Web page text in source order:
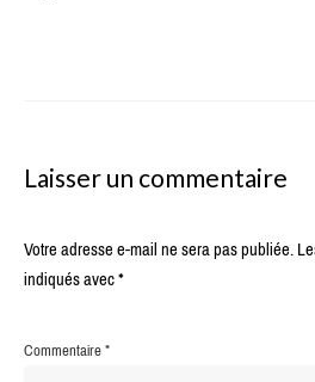
Laisser un commentaire
Votre adresse e-mail ne sera pas publiée.
indiqués avec*
Commentaire*